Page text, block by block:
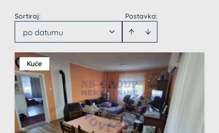
Postavka:
Sortiraj:
po datumu
Kuće